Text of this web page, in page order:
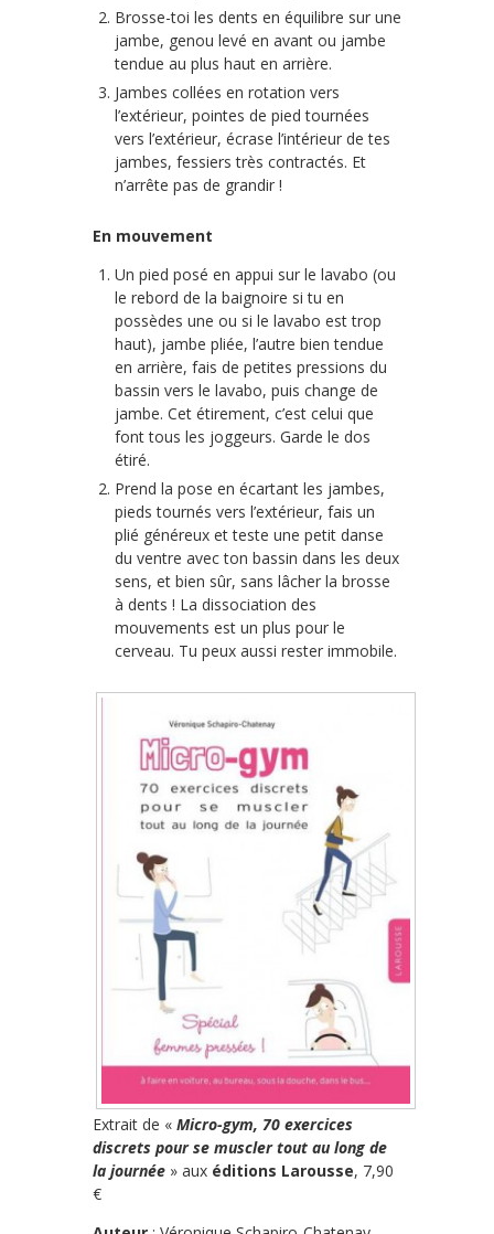
Brosse-toi les dents en équilibre sur une
jambe, genou levé en avant ou jambe
tendue au plus haut en arrière.
Jambes collées en rotation vers
l’extérieur, pointes de pied tournées
vers l’extérieur, écrase l’intérieur de tes
jambes, fessiers très contractés. Et
n’arrête pas de grandir !
En mouvement
Un pied posé en appui sur le lavabo (ou
le rebord de la baignoire si tu en
possèdes une ou si le lavabo est trop
haut), jambe pliée, l’autre bien tendue
en arrière, fais de petites pressions du
bassin vers le lavabo, puis change de
jambe. Cet étirement, c’est celui que
font tous les joggeurs. Garde le dos
étiré.
Prend la pose en écartant les jambes,
pieds tournés vers l’extérieur, fais un
plié généreux et teste une petit danse
du ventre avec ton bassin dans les deux
sens, et bien sûr, sans lâcher la brosse
à dents ! La dissociation des
mouvements est un plus pour le
cerveau. Tu peux aussi rester immobile.
Extrait de « Micro-gym, 70 exercices
discrets pour se muscler tout au long de
la journée » aux éditions Larousse, 7,90
€